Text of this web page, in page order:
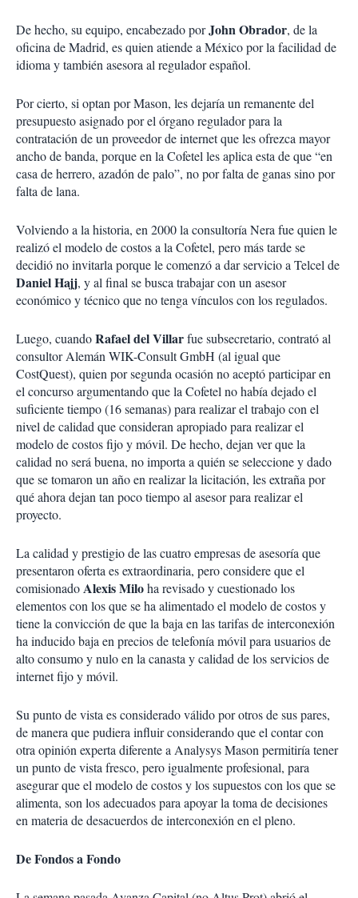
De hecho, su equipo, encabezado porJohn Obrador, de la
oficina de Madrid, es quien atiende a México por la facilidad de
idioma y también asesora al regulador español.
Por cierto, si optan por Mason, les dejaría un remanente del
presupuesto asignado por el órgano regulador para la
contratación de un proveedor de internet que les ofrezca mayor
ancho de banda, porque en la Cofetel les aplica esta de que “en
casa de herrero, azadón de palo”, no por falta de ganas sino por
falta de lana.
Volviendo a la historia, en 2000 la consultoría Nera fue quien le
realizó el modelo de costos a la Cofetel, pero más tarde se
decidió no invitarla porque le comenzó a dar servicio a Telcel de
Daniel Hajj, y al final se busca trabajar con un asesor
económico y técnico que no tenga vínculos con los regulados.
Luego, cuandoRafael del Villarfue subsecretario, contrató al
consultor Alemán WIK-Consult GmbH (al igual que
CostQuest), quien por segunda ocasión no aceptó participar en
el concurso argumentando que la Cofetel no había dejado el
suficiente tiempo (16 semanas) para realizar el trabajo con el
nivel de calidad que consideran apropiado para realizar el
modelo de costos fijo y móvil. De hecho, dejan ver que la
calidad no será buena, no importa a quién se seleccione y dado
que se tomaron un año en realizar la licitación, les extraña por
qué ahora dejan tan poco tiempo al asesor para realizar el
proyecto.
La calidad y prestigio de las cuatro empresas de asesoría que
presentaron oferta es extraordinaria, pero considere que el
comisionadoAlexis Miloha revisado y cuestionado los
elementos con los que se ha alimentado el modelo de costos y
tiene la convicción de que la baja en las tarifas de interconexión
ha inducido baja en precios de telefonía móvil para usuarios de
alto consumo y nulo en la canasta y calidad de los servicios de
internet fijo y móvil.
Su punto de vista es considerado válido por otros de sus pares,
de manera que pudiera influir considerando que el contar con
otra opinión experta diferente a Analysys Mason permitiría tener
un punto de vista fresco, pero igualmente profesional, para
asegurar que el modelo de costos y los supuestos con los que se
alimenta, son los adecuados para apoyar la toma de decisiones
en materia de desacuerdos de interconexión en el pleno.
De Fondos a Fondo